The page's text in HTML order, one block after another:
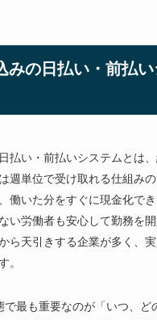
みの日払い・前払
払い・前払いシステムとは
週単位で受け取れる仕組み
働いた分をすぐに現金化で
い労働者も安心して勤務を
ら天引きする企業が多く、
。
で最も重要なのが「いつ、ど